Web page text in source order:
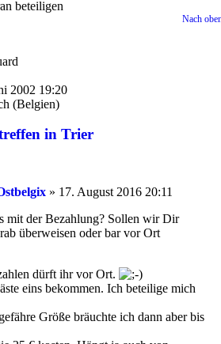
beteiligen
Nach
2002 19:20
(Belgien)
in Trier
» 17. August 2016 20:11
mit der Bezahlung? Sollen wir Dir
überweisen oder bar vor Ort
dürft ihr vor Ort.
eins bekommen. Ich beteilige mich
Größe bräuchte ich dann aber bis